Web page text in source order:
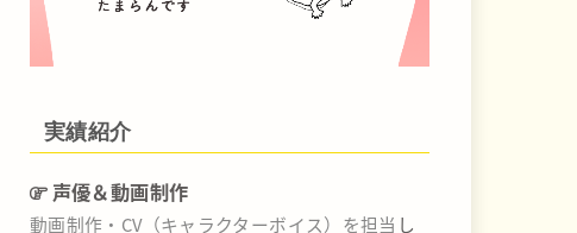
実績紹介
声優＆動画制作
動画制作・CV（キャラクターボイス）を担当 し